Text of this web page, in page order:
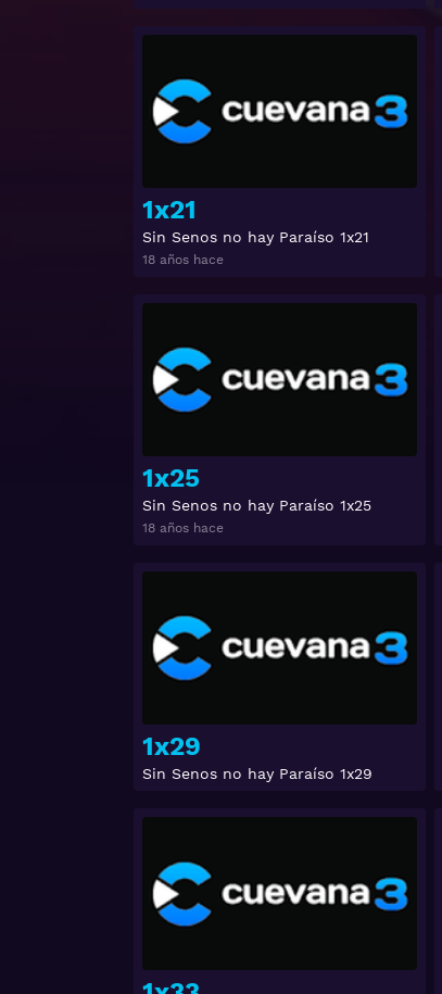
1x21
Sin Senos no hay Paraíso 1x21
18 años hace
1x25
Sin Senos no hay Paraíso 1x25
18 años hace
1x29
Sin Senos no hay Paraíso 1x29